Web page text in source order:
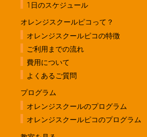
1日のスケジュール
オレンジスクールピコって？
オレンジスクールピコの特徴
ご利用までの流れ
費用について
よくあるご質問
プログラム
オレンジスクールのプログラム
オレンジスクールピコのプログラム